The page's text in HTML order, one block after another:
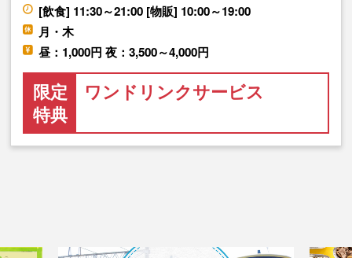
[飲食] 11:30～21:00 [物販] 10:00～19:00
月・木
昼：1,000円 夜：3,500～4,000円
限定
特典
ワンドリンクサービス